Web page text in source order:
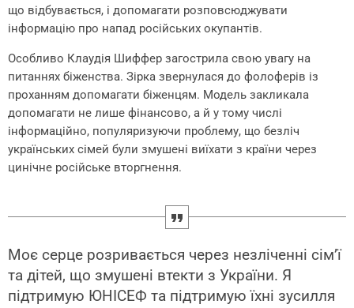
що відбувається, і допомагати розповсюджувати
інформацію про напад російських окупантів.
Особливо Клаудія Шиффер загострила свою увагу на
питаннях біженства. Зірка звернулася до фолоферів із
проханням допомагати біженцям. Модель закликала
допомагати не лише фінансово, а й у тому числі
інформаційно, популяризуючи проблему, що безліч
українських сімей були змушені виїхати з країни через
цинічне російське вторгнення.
Моє серце розривається через незліченні сім’ї
та дітей, що змушені втекти з України. Я
підтримую ЮНІСЕФ та підтримую їхні зусилля